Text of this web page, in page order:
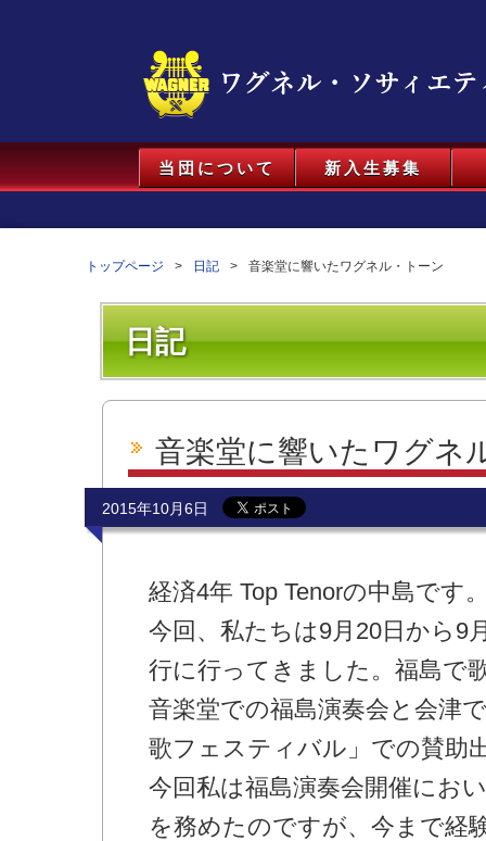
当団について 新入生募集
トップページ 日記 音楽堂に響いたワグネル・トーン
日記
音楽堂に響いたワグネ
2015年10月6日
経済4年 Top Tenorの中島です
今回、私たちは9月20日から9
行に行ってきました。福島で
音楽堂での福島演奏会と会津
歌フェスティバル」での賛助
今回私は福島演奏会開催にお
を務めたのですが、今まで経